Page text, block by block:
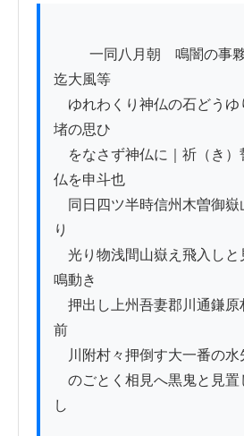
迄大風等
ゆれわくり神仏の石どうゆ
堵の思ひ
をなさず神仏に｜祈（き）
仏を申斗也
同日四ツ半時信州木曽御嶽
り
光り物浅間山嶽え飛入しと
鳴動き
押出し上州吾妻郡川通鎌原
前ゟ
川附村々押倒す大一番の水
のごとく相見へ黒鬼と見置
し